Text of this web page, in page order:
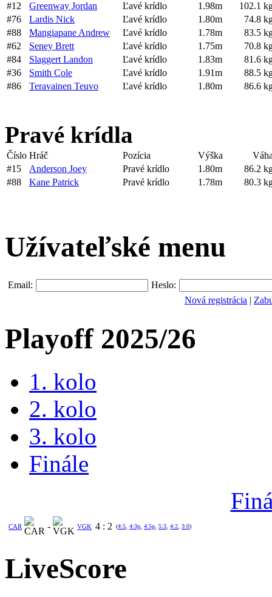
#12
Greenway Jordan Ľavé krídlo 1.98m
102.1
#76
Lardis Nick Ľavé krídlo 1.80m
74.8
#88
Mangiapane Andrew Ľavé krídlo 1.78m
83.5
#62
Seney Brett Ľavé krídlo 1.75m
70.8
#84
Slaggert Landon Ľavé krídlo 1.83m
81.6
#36
Smith Cole Ľavé krídlo 1.91m
88.5
#86
Teravainen Teuvo Ľavé krídlo 1.80m 86.6
Pravé krídla
Číslo Hráč Pozícia Výška
#15
Anderson Joey Pravé krídlo 1.80m
86.2
#88
Kane Patrick Pravé krídlo 1.78m 80.3
Užívateľské menu
Email:
Heslo:
Nová registrácia |
Playoff 2025/26
1. kolo
2. kolo
3. kolo
Finále
CAR - VGK 4 : 2 (4:5 4:3p 4:5p 5:3 4:2 3:0)
LiveScore